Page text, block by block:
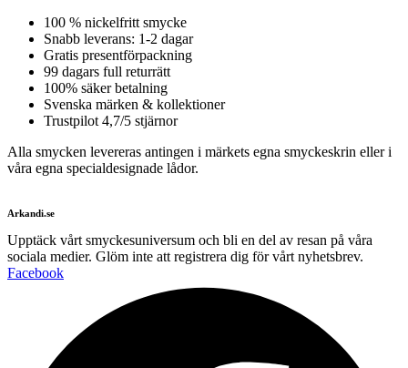
100 % nickelfritt smycke
Snabb leverans: 1-2 dagar
Gratis presentförpackning
99 dagars full returrätt
100% säker betalning
Svenska märken & kollektioner
Trustpilot 4,7/5 stjärnor
Alla smycken levereras antingen i märkets egna smyckeskrin eller i
våra egna specialdesignade lådor.
Arkandi.se
Upptäck vårt smyckesuniversum och bli en del av resan på våra
sociala medier. Glöm inte att registrera dig för vårt nyhetsbrev.
Facebook